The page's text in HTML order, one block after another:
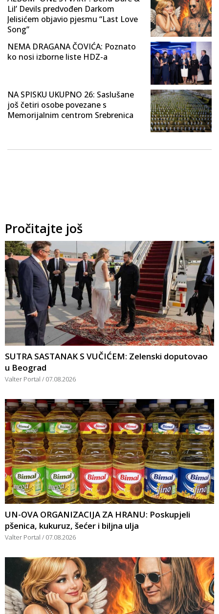
Lil’ Devils predvođen Darkom
Jelisićem objavio pjesmu “Last Love
Song”
NEMA DRAGANA ČOVIĆA: Poznato
ko nosi izborne liste HDZ-a
NA SPISKU UKUPNO 26: Saslušane
još četiri osobe povezane s
Memorijalnim centrom Srebrenica
Pročitajte još
SUTRA SASTANAK S VUČIĆEM: Zelenski doputovao
u Beograd
Valter Portal 07.08.2026
UN-OVA ORGANIZACIJA ZA HRANU: Poskupjeli
pšenica, kukuruz, šećer i biljna ulja
Valter Portal 07.08.2026